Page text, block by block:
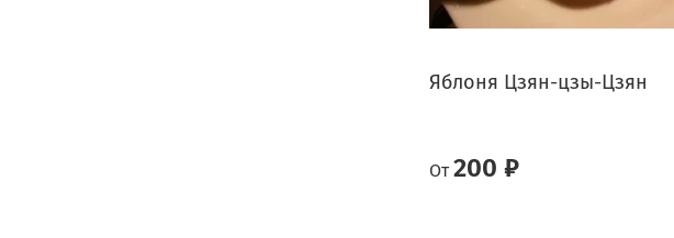
Яблоня Цзян-цзы-Цзян
От 200 ₽